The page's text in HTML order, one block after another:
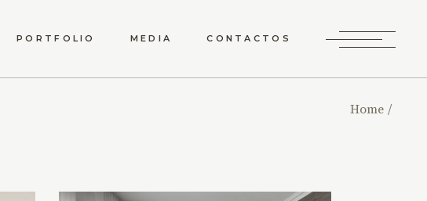
PORTFOLIO MEDIA CONTACTOS
Home